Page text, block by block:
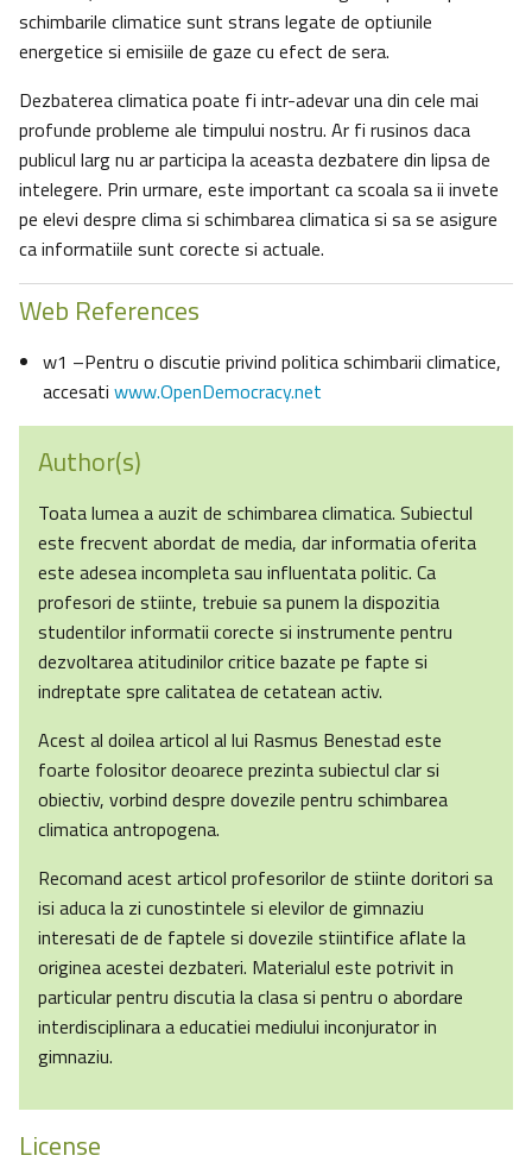
schimbarile climatice sunt strans legate de optiunile
energetice si emisiile de gaze cu efect de sera.
Dezbaterea climatica poate fi intr-adevar una din cele mai
profunde probleme ale timpului nostru. Ar fi rusinos daca
publicul larg nu ar participa la aceasta dezbatere din lipsa de
intelegere. Prin urmare, este important ca scoala sa ii invete
pe elevi despre clima si schimbarea climatica si sa se asigure
ca informatiile sunt corecte si actuale.
Web References
w1 –Pentru o discutie privind politica schimbarii climatice,
accesati www.OpenDemocracy.net
Author(s)
Toata lumea a auzit de schimbarea climatica. Subiectul
este frecvent abordat de media, dar informatia oferita
este adesea incompleta sau influentata politic. Ca
profesori de stiinte, trebuie sa punem la dispozitia
studentilor informatii corecte si instrumente pentru
dezvoltarea atitudinilor critice bazate pe fapte si
indreptate spre calitatea de cetatean activ.
Acest al doilea articol al lui Rasmus Benestad este
foarte folositor deoarece prezinta subiectul clar si
obiectiv, vorbind despre dovezile pentru schimbarea
climatica antropogena.
Recomand acest articol profesorilor de stiinte doritori sa
isi aduca la zi cunostintele si elevilor de gimnaziu
interesati de de faptele si dovezile stiintifice aflate la
originea acestei dezbateri. Materialul este potrivit in
particular pentru discutia la clasa si pentru o abordare
interdisciplinara a educatiei mediului inconjurator in
gimnaziu.
License